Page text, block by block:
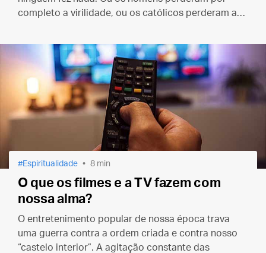
completo a virilidade, ou os católicos perderam a
Espiritualidade 8 min
O que os filmes e a TV fazem com
nossa alma?
O entretenimento popular de nossa época trava
uma guerra contra a ordem criada e contra nosso
“castelo interior”. A agitação constante das